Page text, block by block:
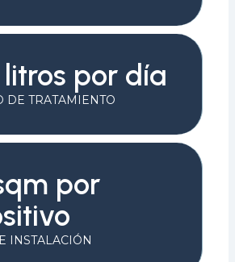
por día
DE TRATAMIENTO
por
INSTALACIÓN